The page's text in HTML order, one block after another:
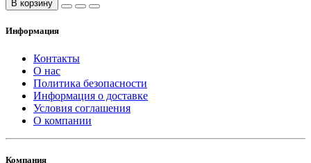
В корзину
Информация
Контакты
О нас
Политика безопасности
Информация о доставке
Условия соглашения
О компании
Компания